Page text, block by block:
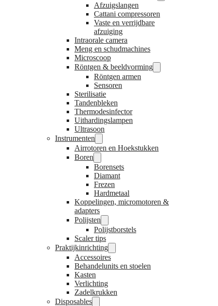
Afzuigslangen
Cattani compressoren
Vaste en verrijdbare
afzuiging
Intraorale camera
Meng en schudmachines
Microscoop
Röntgen & beeldvorming
Röntgen armen
Sensoren
Sterilisatie
Tandenbleken
Thermodesinfector
Uithardingslampen
Ultrasoon
Instrumenten
Airrotoren en Hoekstukken
Boren
Borensets
Diamant
Frezen
Hardmetaal
Koppelingen, micromotoren &
adapters
Polijsten
Polijstborstels
Scaler tips
Praktijkinrichting
Accessoires
Behandelunits en stoelen
Kasten
Verlichting
Zadelkrukken
Disposables